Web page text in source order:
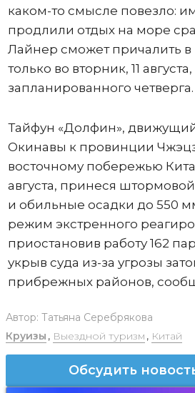
каком-то смысле повезло:
продлили отдых на море
Лайнер сможет причалить в
только во вторник, 11
запланированного четверга.
Тайфун «Долфин»,
Окинавы к провинции
восточному побережью
августа, принеся штормовой
и обильные осадки до 550
режим экстренного
приостановив работу 162
укрыв суда из-за угрозы
прибрежных районов,
Автор: Татьяна Серебрякова
Круизы , Выездной туризм , Китай
Обсудить